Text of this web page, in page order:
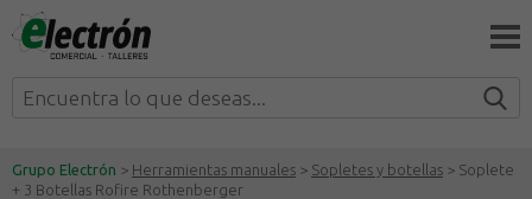
Grupo Electrón > Herramientas manuales > Sopletes y botellas > Soplete
+ 3 Botellas Rofire Rothenberger